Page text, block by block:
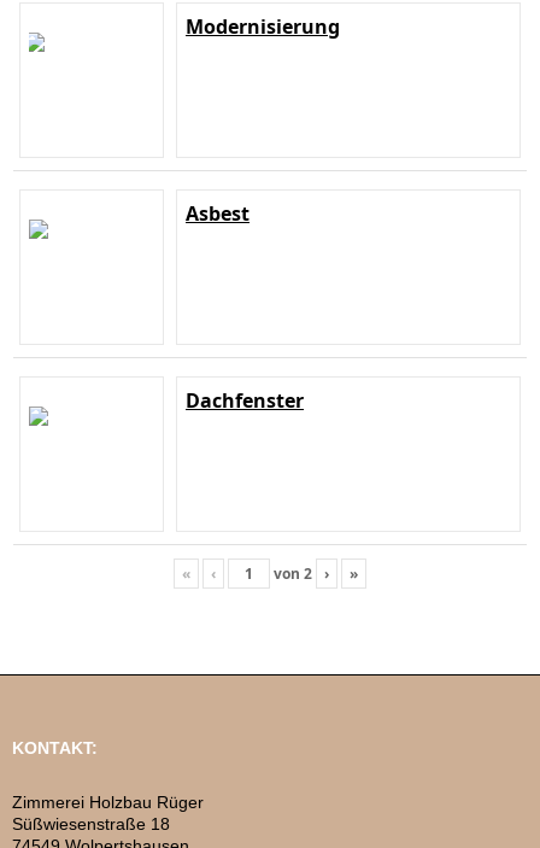
Modernisierung
Asbest
Dachfenster
« ‹ von 2 › »
KONTAKT:
Zimmerei Holzbau Rüger
Süßwiesenstraße 18